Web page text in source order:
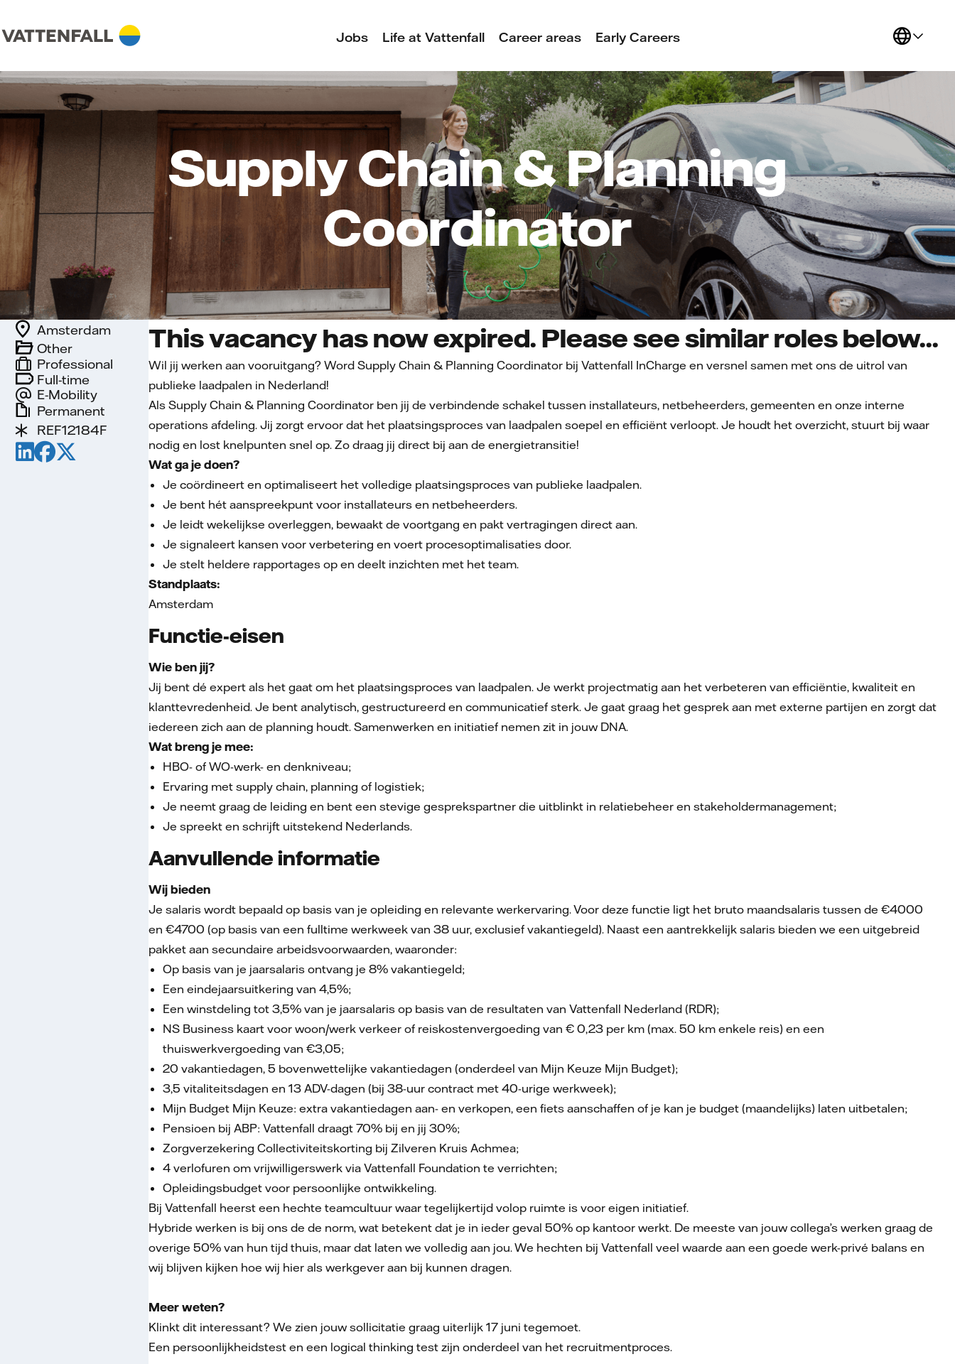
Jobs Life at Vattenfall Career areas Early Careers
Supply Chain & Planning
Coordinator
Full-time
E-Mobility
Amsterdam
Professional
Other
Permanent
REF12184F
This vacancy has now expired. Please see similar roles below...
Wil jij werken aan vooruitgang? Word Supply Chain & Planning Coordinator bij Vattenfall InCharge en versnel samen met ons de uitrol van
publieke laadpalen in Nederland!
Als Supply Chain & Planning Coordinator ben jij de verbindende schakel tussen installateurs, netbeheerders, gemeenten en onze interne
operations afdeling. Jij zorgt ervoor dat het plaatsingsproces van laadpalen soepel en efficiënt verloopt. Je houdt het overzicht, stuurt bij waar
nodig en lost knelpunten snel op. Zo draag jij direct bij aan de energietransitie!
Wat ga je doen?
Je coördineert en optimaliseert het volledige plaatsingsproces van publieke laadpalen.
Je bent hét aanspreekpunt voor installateurs en netbeheerders.
Je leidt wekelijkse overleggen, bewaakt de voortgang en pakt vertragingen direct aan.
Je signaleert kansen voor verbetering en voert procesoptimalisaties door.
Je stelt heldere rapportages op en deelt inzichten met het team.
Standplaats:
Amsterdam
Functie-eisen
Wie ben jij?
Jij bent dé expert als het gaat om het plaatsingsproces van laadpalen. Je werkt projectmatig aan het verbeteren van efficiëntie, kwaliteit en
klanttevredenheid. Je bent analytisch, gestructureerd en communicatief sterk. Je gaat graag het gesprek aan met externe partijen en zorgt dat
iedereen zich aan de planning houdt. Samenwerken en initiatief nemen zit in jouw DNA.
Wat breng je mee:
HBO- of WO-werk- en denkniveau;
Ervaring met supply chain, planning of logistiek;
Je neemt graag de leiding en bent een stevige gesprekspartner die uitblinkt in relatiebeheer en stakeholdermanagement;
Je spreekt en schrijft uitstekend Nederlands.
Aanvullende informatie
Wij bieden
Je salaris wordt bepaald op basis van je opleiding en relevante werkervaring. Voor deze functie ligt het bruto maandsalaris tussen de €4000
en €4700 (op basis van een fulltime werkweek van 38 uur, exclusief vakantiegeld). Naast een aantrekkelijk salaris bieden we een uitgebreid
pakket aan secundaire arbeidsvoorwaarden, waaronder:
Op basis van je jaarsalaris ontvang je 8% vakantiegeld;
Een eindejaarsuitkering van 4,5%;
Een winstdeling tot 3,5% van je jaarsalaris op basis van de resultaten van Vattenfall Nederland (RDR);
NS Business kaart voor woon/werk verkeer of reiskostenvergoeding van € 0,23 per km (max. 50 km enkele reis) en een
thuiswerkvergoeding van €3,05;
20 vakantiedagen, 5 bovenwettelijke vakantiedagen (onderdeel van Mijn Keuze Mijn Budget);
3,5 vitaliteitsdagen en 13 ADV-dagen (bij 38-uur contract met 40-urige werkweek);
Mijn Budget Mijn Keuze: extra vakantiedagen aan- en verkopen, een fiets aanschaffen of je kan je budget (maandelijks) laten uitbetalen;
Pensioen bij ABP: Vattenfall draagt 70% bij en jij 30%;
Zorgverzekering Collectiviteitskorting bij Zilveren Kruis Achmea;
4 verlofuren om vrijwilligerswerk via Vattenfall Foundation te verrichten;
Opleidingsbudget voor persoonlijke ontwikkeling.
Bij Vattenfall heerst een hechte teamcultuur waar tegelijkertijd volop ruimte is voor eigen initiatief.
Hybride werken is bij ons de de norm, wat betekent dat je in ieder geval 50% op kantoor werkt. De meeste van jouw collega’s werken graag de
overige 50% van hun tijd thuis, maar dat laten we volledig aan jou. We hechten bij Vattenfall veel waarde aan een goede werk-privé balans en
wij blijven kijken hoe wij hier als werkgever aan bij kunnen dragen.
Meer weten?
Klinkt dit interessant? We zien jouw sollicitatie graag uiterlijk 17 juni tegemoet.
Een persoonlijkheidstest en een logical thinking test zijn onderdeel van het recruitmentproces.